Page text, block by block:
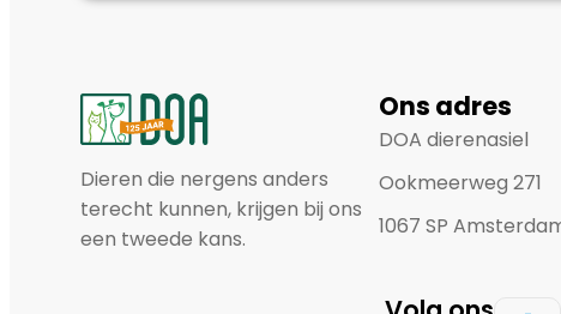
Dieren die nergens anders
terecht kunnen, krijgen bij ons
een tweede kans.
Ons adres
DOA dierenasiel
Ookmeerweg 271
1067 SP